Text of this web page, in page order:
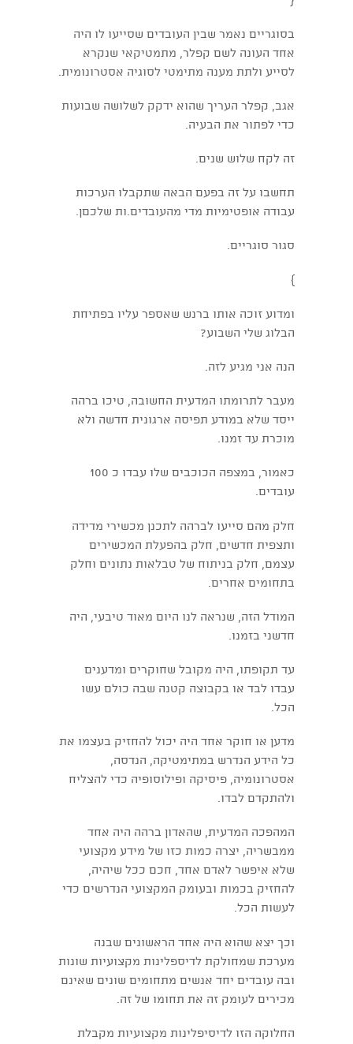
בסוגריים נאמר שבין העובדים שסייעו לו היה
אחד העונה לשם קפלר, מתמטיקאי שנקרא
לסייע ולתת מענה מתימטי לסוגיה אסטרונומית.
אגב, קפלר העריך שהוא ידקק לשלושה שבועות
כדי לפתור את הבעיה.
זה לקח שלוש שנים.
תחשבו על זה בפעם הבאה שתקבלו הערכות
עבודה אופטימיות מדי מהעובדים.ות שלכםן.
סגור סוגריים.
}
ומדוע זוכה אותו ברנש שאספר עליו בפתיחת
הבלוג שלי השבוע?
הנה אני מגיע לזה.
מעבר לתרומתו המדעית החשובה, טיכו ברהה
ייסד שלא במודע תפיסה ארגונית חדשה ולא
מוכרת עד זמנו.
כאמור, במצפה הכוכבים שלו עבדו כ 100
עובדים.
חלק מהם סייעו לברהה לתכנן מכשירי מדידה
ותצפית חדשים, חלק בהפעלת המכשירים
עצמם, חלק בניתוח של טבלאות נתונים וחלק
בתחומים אחרים.
המודל הזה, שנראה לנו היום מאוד טיבעי, היה
חדשני בזמנו.
עד תקופתו, היה מקובל שחוקרים ומדענים
עבדו לבד או בקבוצה קטנה שבה כולם עשו
הכל.
מדען או חוקר אחד היה יכול להחזיק בעצמו את
כל הידע הנדרש במתימטיקה, הנדסה,
אסטרונומיה, פיסיקה ופילוסופיה כדי להצליח
ולהתקדם לבדו.
המהפכה המדעית, שהאדון ברהה היה אחד
ממבשריה, יצרה כמות כזו של מידע מקצועי
שלא איפשר לאדם אחד, חכם ככל שיהיה,
להחזיק בכמות ובעומק המקצועי הנדרשים כדי
לעשות הכל.
וכך יצא שהוא היה אחד הראשונים שבנה
מערכת שמחולקת לדיספלינות מקצועיות שונות
ובה עובדים יחד אנשים מתחומים שונים שאינם
מכירים לעומק זה את תחומו של זה.
החלוקה הזו לדיסיפלינות מקצועיות מקבלת